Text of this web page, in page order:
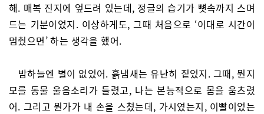
해. 매복 진지에 엎드려 있는데, 정글의 습기가 뼛속까지 스며
드는 기분이었지. 이상하게도, 그때 처음으로 ‘이대로 시간이
멈췄으면’ 하는 생각을 했어.
밤하늘엔 별이 없었어. 흙냄새는 유난히 짙었지. 그때, 뭔지
모를 동물 울음소리가 들렸고, 나는 본능적으로 몸을 움츠렸
어. 그리고 뭔가가 내 손을 스쳤는데, 가시였는지, 이빨이었는